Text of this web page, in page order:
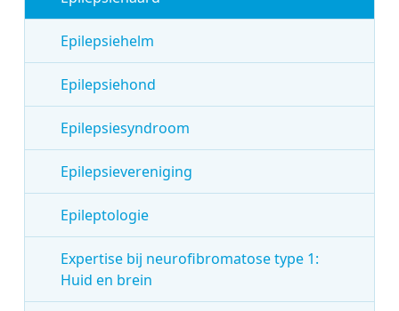
Epilepsiehelm
Epilepsiehond
Epilepsiesyndroom
Epilepsievereniging
Epileptologie
Expertise bij neurofibromatose type 1:
Huid en brein